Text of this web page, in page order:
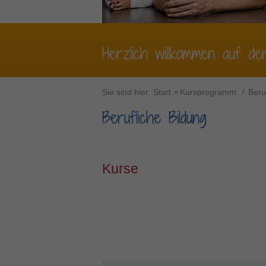
Herzlich willkommen auf
Sie sind hier: Start Kursprogramm
Berufliche Bildung
Kurse